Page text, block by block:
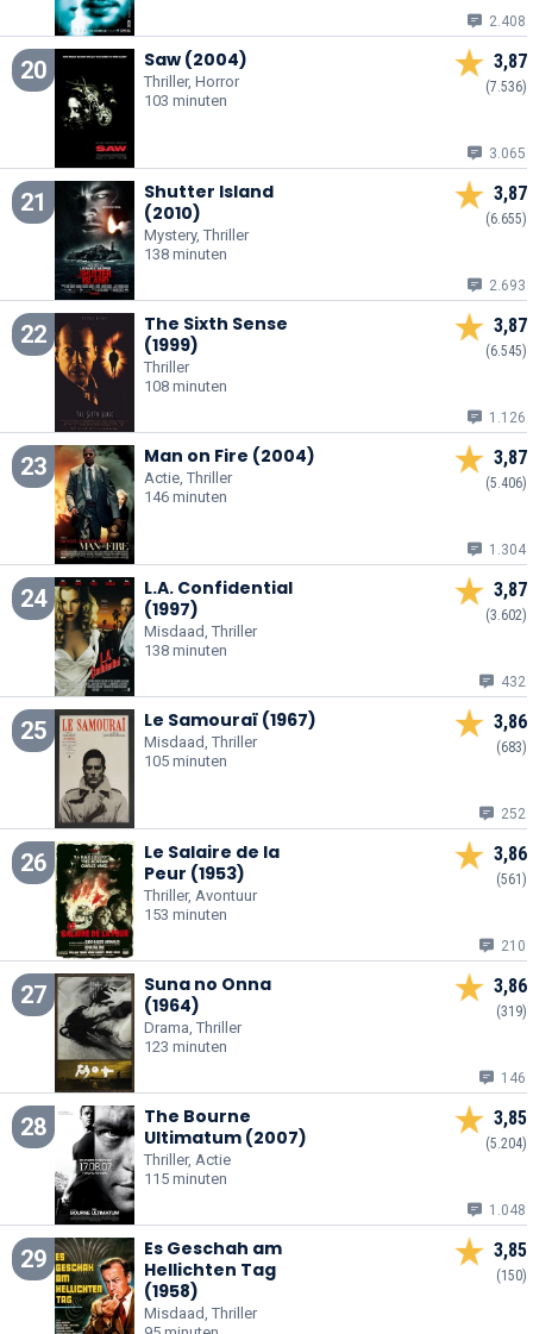
2.408
20 Saw (2004)
Thriller, Horror
103 minuten
3,87
(7.536)
3.065
21
Shutter Island
(2010)
Mystery, Thriller
138 minuten
3,87
(6.655)
2.693
22
The Sixth Sense
(1999)
Thriller
108 minuten
3,87
(6.545)
1.126
23 Man on Fire (2004)
Actie, Thriller
146 minuten
3,87
(5.406)
1.304
24
L.A. Confidential
(1997)
Misdaad, Thriller
138 minuten
3,87
(3.602)
432
25 Le Samouraï (1967)
Misdaad, Thriller
105 minuten
3,86
(683)
252
26
Le Salaire de la
Peur (1953)
Thriller, Avontuur
153 minuten
3,86
(561)
210
27
Suna no Onna
(1964)
Drama, Thriller
123 minuten
3,86
(319)
146
28
The Bourne
Ultimatum (2007)
Thriller, Actie
115 minuten
3,85
(5.204)
1.048
29
Es Geschah am
Hellichten Tag
(1958)
Misdaad, Thriller
3,85
(150)